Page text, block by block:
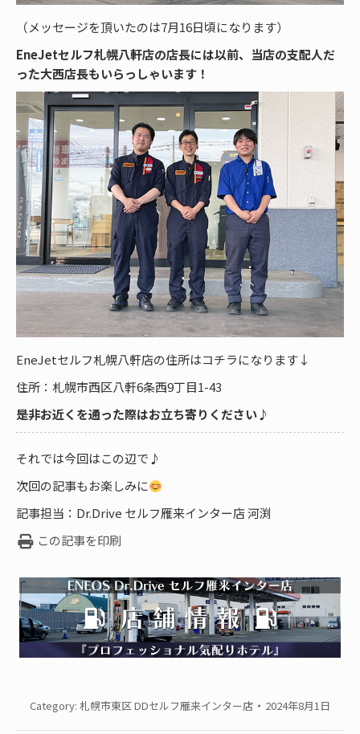
（メッセージを頂いたのは7月16日頃になります）
EneJetセルフ札幌八軒店の店長には以前、当店の支配人だ
った大西店長もいらっしゃいます！
EneJetセルフ札幌八軒店の住所はコチラになります↓
住所：札幌市西区八軒6条西9丁目1-43
是非お近くを通った際はお立ち寄りください♪
それでは今回はこの辺で♪
次回の記事もお楽しみに
記事担当：Dr.Drive セルフ雁来インター店 河渕
この記事を印刷
Category: 札幌市東区 DDセルフ雁来インター店 2024年8月1日